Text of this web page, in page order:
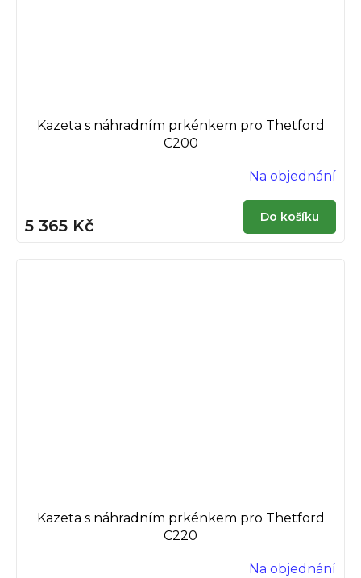
Kazeta s náhradním prkénkem pro Thetford
C200
Na objednání
5 365 Kč Do košíku
Kazeta s náhradním prkénkem pro Thetford
C220
Na objednání